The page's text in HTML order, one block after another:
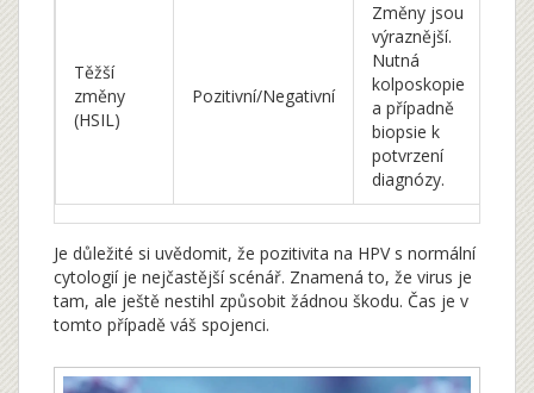
Těžší
změny
(HSIL)
Pozitivní/Negativní
Změny jsou
výraznější.
Nutná
kolposkopie
a případně
biopsie k
potvrzení
diagnózy.
Je důležité si uvědomit, že pozitivita na HPV s normální
cytologií je nejčastější scénář. Znamená to, že virus je
tam, ale ještě nestihl způsobit žádnou škodu. Čas je v
tomto případě váš spojenci.